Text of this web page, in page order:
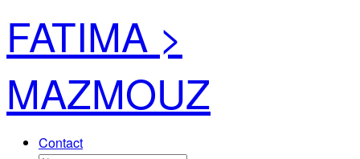
FATIMA >
MAZMOUZ
Contact